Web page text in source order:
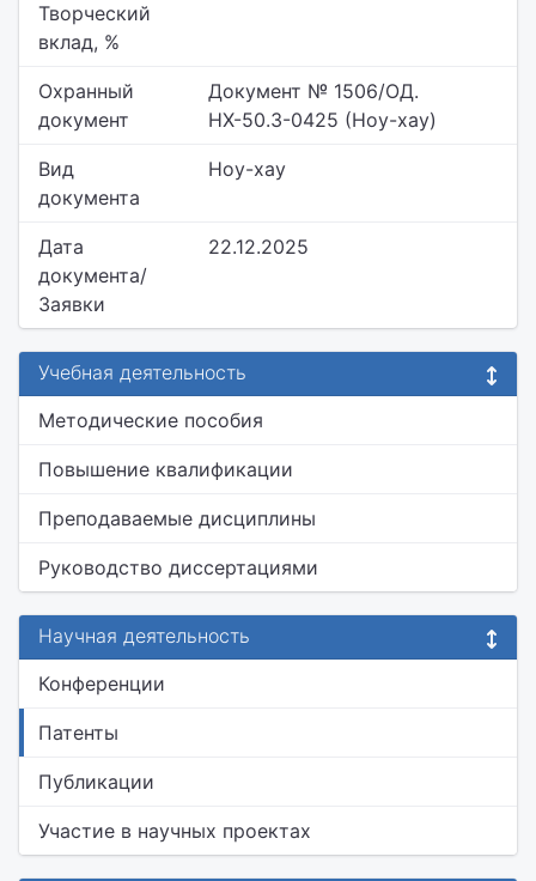
Творческий
вклад, %
Охранный
документ
Документ № 1506/ОД.
НХ-50.3-0425 (Ноу-хау)
Вид
документа
Ноу-хау
Дата
документа/
Заявки
22.12.2025
Учебная деятельность
Методические пособия
Повышение квалификации
Преподаваемые дисциплины
Руководство диссертациями
Научная деятельность
Конференции
Патенты
Публикации
Участие в научных проектах